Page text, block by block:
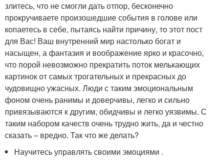
злитесь, что не смогли дать отпор, бесконечно
прокручиваете произошедшие события в голове или
копаетесь в себе, пытаясь найти причину, то этот пост
для Вас! Ваш внутренний мир настолько богат и
насыщен, а фантазия и воображение ярко и красочно,
что порой невозможно прекратить поток мелькающих
картинок от самых трогательных и прекрасных до
чудовищно ужасных. Люди с таким эмоциональным
фоном очень ранимы и доверчивы, легко и сильно
привязываются к другим, обидчивы и легко уязвимы. С
таким набором качеств очень трудно жить, да и честно
сказать – вредно. Так что же делать?
Научитесь управлять своими эмоциями .